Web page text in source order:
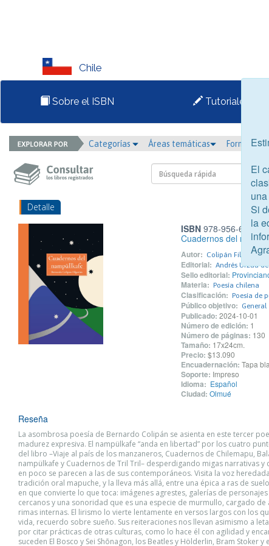
Chile
Sobre el ISBN Tutoriales
Categorías Áreas temáticas Formato
Detalle
ISBN978-956-6127-
Cuadernos del
Autor: Colipán Filgueira,
Editorial: Andrés Urzúa
Sello editorial:
Materia: Poesía chilena
Clasificación: Poesía de
Público objetivo: General
Publicado: 2024-10-01
Número de edición: 1
Número de páginas: 130
Tamaño: 17x24cm.
Precio: $13.090
Encuadernación: Tapa
Soporte: Impreso
Idioma: Español
Ciudad: Olmué
Reseña
La asombrosa poesía de Bernardo Colipán se asienta en este tercer
madurez expresiva. El nampülkafe “anda en libertad” por los cuatro
del libro –Viaje al país de los manzaneros, Cuadernos de Chilemapu,
nampülkafe y Cuadernos de Tril Tril– desperdigando migas narrativas y
en poco se parecen a las de sus contemporáneos. Visita la voz
tradición oral mapuche, y la lleva más allá, entre una épica a ras de
en que convierte lo que toca: imágenes agrestes, galerías de
cercanos y una sonoridad que es una especie de murmullo, cargado de
rimas internas. El lirismo lo vierte lentamente en versos largos con los
vida, recuerdo sobre sueño. Sus reiteraciones nos llevan asimismo a
por citar prácticas de otras culturas, como lo hace él con agilidad y
suceden El Bosco y Sei Shōnagon, los Beatles y Hölderlin, Bram Stoker y
El
Si
la